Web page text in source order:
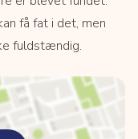
få fat i det, men
fuldstændig.